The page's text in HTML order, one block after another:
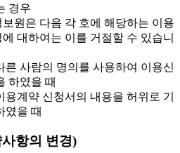
경우
원은 다음 각 호에 해당하는 이용
대하여는 이를 거절할 수 있습니
른 사람의 명의를 사용하여 이용신
하였을 때
용계약 신청서의 내용을 허위로 기
였을 때
항의 변경)